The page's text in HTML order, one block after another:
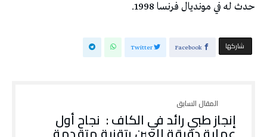
حدث له في مونديال فرنسا 1998.
‫‫ شاركها‬ Facebook
Twitter
إنجاز طبي رائد في الكاف : نجاح أول